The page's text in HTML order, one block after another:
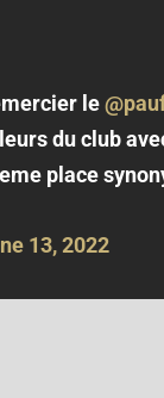
le
du club
place
13, 2022